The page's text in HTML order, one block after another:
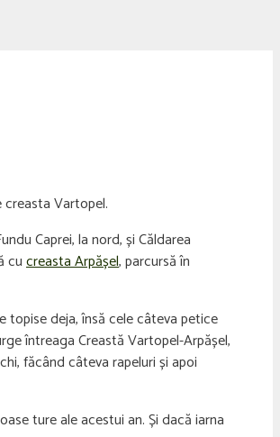
Vartopel.
Caprei, la nord, și Căldarea
cucreasta Arpășel, parcursă în
topise deja, însă cele câteva petice
întreaga Creastă Vartopel-Arpășel,
făcând câteva rapeluri și apoi
ture ale acestui an. Și dacă iarna